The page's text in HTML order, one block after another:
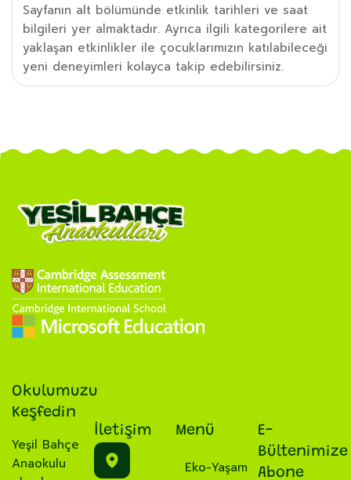
Sayfanın alt bölümünde etkinlik tarihleri ve saat
bilgileri yer almaktadır. Ayrıca ilgili kategorilere ait
yaklaşan etkinlikler ile çocuklarımızın katılabileceği
yeni deneyimleri kolayca takip edebilirsiniz.
Okulumuzu
Keşfedin
Yeşil Bahçe
Anaokulu
İletişim Menü
Eko-Yaşam
E-
Bültenimize
Abone